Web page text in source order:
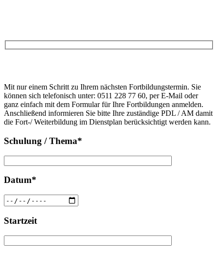
Feld
leer.
lasse
dieses
Feld
leer.
Mit nur einem Schritt zu Ihrem nächsten Fortbildungstermin. Sie
können sich telefonisch unter: 0511 228 77 60, per E-Mail oder
ganz einfach mit dem Formular für Ihre Fortbildungen anmelden.
Anschließend informieren Sie bitte Ihre zuständige PDL / AM damit
die Fort-/ Weiterbildung im Dienstplan berücksichtigt werden kann.
Schulung / Thema*
Datum*
Startzeit